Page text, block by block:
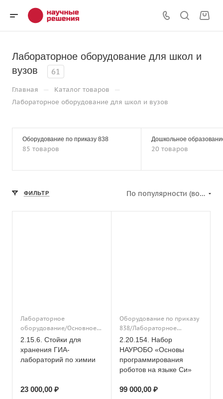
Лабораторное оборудование для школ и
вузов
61
Главная — Каталог товаров —
Лабораторное оборудование для школ и вузов
Оборудование по приказу 838
85 товаров
Дошкольное
20 товаров
ФИЛЬТР По популярности (возрастание)
Лабораторное
оборудование/Основное
общее образование/
Подраздел 15. Кабинет
химии/Подраздел 15.
Кабинет химии
2.15.6. Стойки для
хранения ГИА-
лабораторий по химии
23 000,00 ₽
Оборудование по приказу
838/Лабораторное
оборудование/Основное
общее образование/
робототехника/
Образовательная
робототехника/Подраздел
20. Кабинет труда
2.20.154. Набор
НАУРОБО «Основы
программирования
роботов на языке Си»
99 000,00 ₽